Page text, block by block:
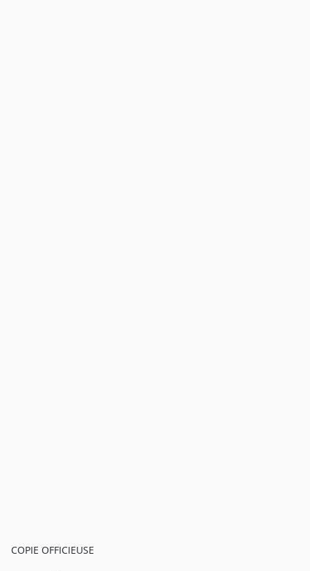
COPIE OFFICIEUSE